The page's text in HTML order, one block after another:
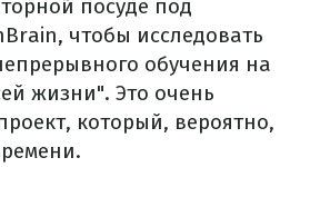
посуде под
чтобы исследовать
обучения на
жизни". Это очень
который, вероятно,